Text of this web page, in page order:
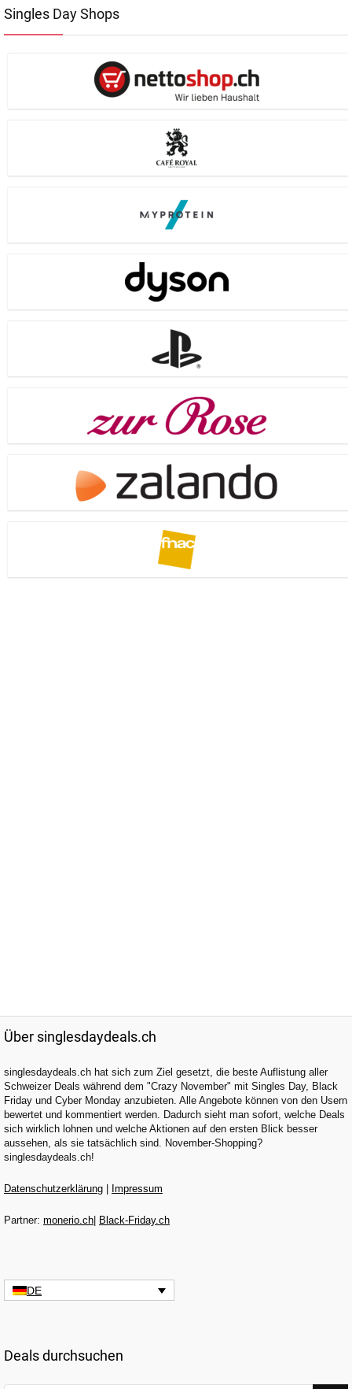
Singles Day Shops
Über singlesdaydeals.ch
singlesdaydeals.ch hat sich zum Ziel gesetzt, die beste Auflistung aller
Schweizer Deals während dem "Crazy November" mit Singles Day, Black
Friday und Cyber Monday anzubieten. Alle Angebote können von den Usern
bewertet und kommentiert werden. Dadurch sieht man sofort, welche Deals
sich wirklich lohnen und welche Aktionen auf den ersten Blick besser
aussehen, als sie tatsächlich sind. November-Shopping?
singlesdaydeals.ch!
Datenschutzerklärung Impressum
Partner: monerio.ch Black-Friday.ch
DE
Deals durchsuchen